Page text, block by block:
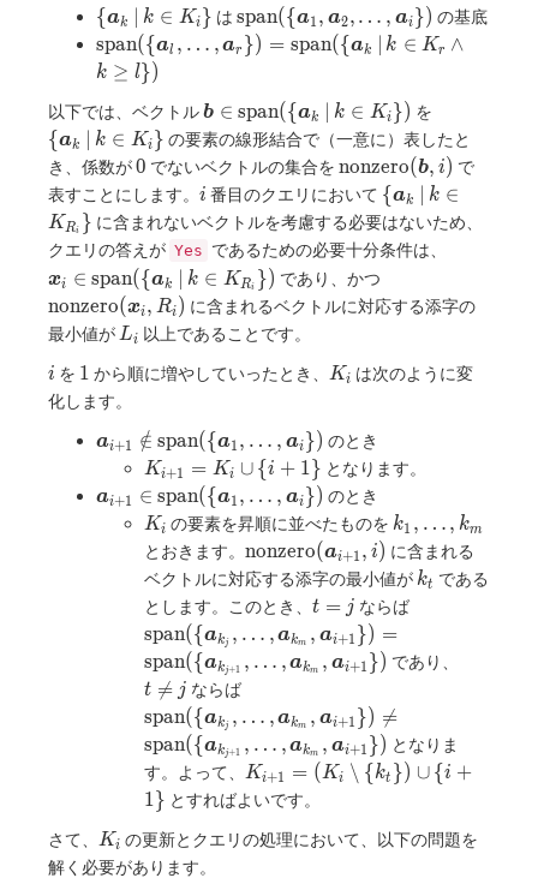
\neq
\mathrm{span}
(\{\bm{a}_{k
\bm{a}_{i}\})
\{
\bm{a}_k
\, | \, k
\in K_i \}
{ak k ∈ Ki } は \mathrm{span}(\
{\bm{a}_{1},
\bm{a}_{2},\dots,
span({a1 , a2, … , ai }) の基底
\mathrm{span}
(\{\bm{a}_{l},
\dots,
\bm{a}_{r}\})
=
\mathrm{span}
(\{\bm{a}_k \,
| \, k \in K_r
\land k \geq l
\})
span({al , … , ar }) = span({ak k ∈ Kr ∧
k ≥ l})
以下では、ベクトル\bm{b} \in
\mathrm{span}
(\{ \bm{a}_k
\, | \, k \in
K_{i} \})
b ∈ span({ak k ∈ Ki }) を
\bm{a}_k
\, | \, k
\in K_{i}
\}
{ak k ∈ Ki } の要素の線形結合で（一意に）表したと
き、係数が0
0 でないベクトルの集合を \mathrm{nonzero}
(\bm{b}, i)
nonzero(b, i) で
表すことにします。 i
i 番目のクエリにおいて \{
\bm{a}_k
\, | \, k
\in
\}
{ak k ∈
KRi } に含まれないベクトルを考慮する必要はないため、
クエリの答えが Yes であるための必要十分条件は、
(\{
\, | \, k
xi ∈ span({ak k ∈ KRi }) であり、かつ
(\bm{x}_i, R_i)
nonzero(xi, Ri ) に含まれるベクトルに対応する添字の
最小値が L_i
Li 以上であることです。
i
i を 1
1 から順に増やしていったとき、 K_i
Ki は次のように変
化します。
\bm{a}_{i + 1}
\notin
\mathrm{span}
(\
{\bm{a}_{1},
\dots,
\bm{a}_{i}\})
ai+1 ∈
/ span({a1 , … , ai }) のとき
K_{i
+ 1}
=
K_i
\cup
\{
i+
1\}
Ki+1 = Ki ∪ {i + 1} となります。
\bm{a}_{i + 1}
\mathrm{span}
{\bm{a}_{1},
\dots,
\bm{a}_{i}\})
ai+1 ∈ span({a1 , … , ai }) のとき
K_i
Ki の要素を昇順に並べたものを k_1,
\dots,
k_m
k1 , … , km
とおきます。 \mathrm{nonzero}
(\bm{a}_{i + 1},
i)
nonzero(ai+1 , i) に含まれる
ベクトルに対応する添字の最小値が k_t
kt である
とします。このとき、 t
=
t = j ならば
\dots,
\}) =
+ 1}}, \dots,
span({akj , … , akm , ai+1 }) =
span({akj+1 , … , akm , ai+1 }) であり、
t 
= j ならば
\bm{a}_{k_j},
\dots,
\bm{a}_{k_m},
\bm{a}_{i + 1}
\}) \neq
\mathrm{span}
span({akj , … , akm , ai+1 }) 
=
span({akj+1 , … , akm , ai+1 }) となりま
す。よって、
K_{i + 1}
= (K_i
\{k_t\})
Ki+1 = (Ki ∖ { kt }) ∪ {i +
1} とすればよいです。
さて、
K_i
Ki の更新とクエリの処理において、以下の問題を
解く必要があります。